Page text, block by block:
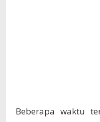
Beberapa waktu